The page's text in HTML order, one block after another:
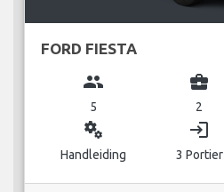
FORD FIESTA
group
5
business_center
2
miscellaneous_services
Handleiding
login
3 Portier